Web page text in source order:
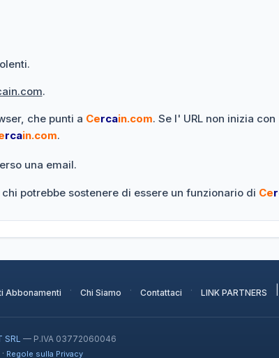
.
che punti a Cercain.com. Se l' URL non inizia con
rcain.com.
una email.
potrebbe sostenere di essere un funzionario di Ce
Abbonamenti · Chi Siamo · Contattaci · LINK PARTNERS
SRL — P.IVA 03772060046
· Regole sulla Privacy